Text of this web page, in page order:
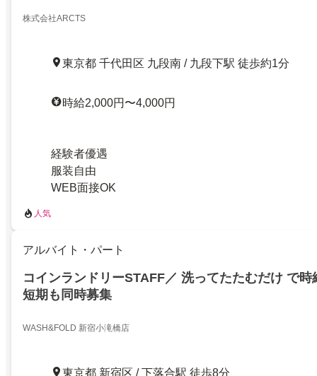
株式会社ARCTS
東京都 千代田区 九段南 / 九段下駅 徒歩約1分
時給2,000円〜4,000円
経験者優遇
服装自由
WEB面接OK
人気
アルバイト・パート
コインランドリーSTAFF／ 洗ってたたむだけ で時
短期も同時募集
WASH&FOLD 新宿小滝橋店
東京都 新宿区 / 下落合駅 徒歩8分